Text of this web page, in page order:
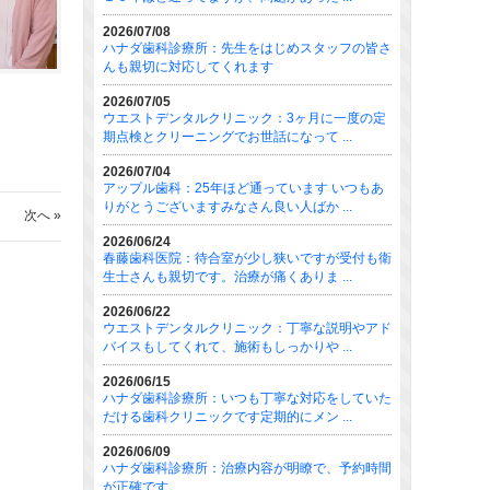
次へ »
2026/07/08
ハナダ歯科診療所：先生をはじめスタッフの皆さ
んも親切に対応してくれます
2026/07/05
ウエストデンタルクリニック：3ヶ月に一度の定
期点検とクリーニングでお世話になって ...
2026/07/04
アップル歯科：25年ほど通っています いつもあ
りがとうございますみなさん良い人ばか ...
2026/06/24
春藤歯科医院：待合室が少し狭いですが受付も衛
生士さんも親切です。治療が痛くありま ...
2026/06/22
ウエストデンタルクリニック：丁寧な説明やアド
バイスもしてくれて、施術もしっかりや ...
2026/06/15
ハナダ歯科診療所：いつも丁寧な対応をしていた
だける歯科クリニックです定期的にメン ...
2026/06/09
ハナダ歯科診療所：治療内容が明瞭で、予約時間